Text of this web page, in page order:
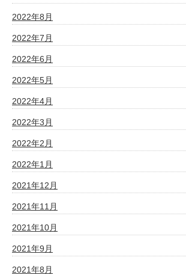
2022年8月
2022年7月
2022年6月
2022年5月
2022年4月
2022年3月
2022年2月
2022年1月
2021年12月
2021年11月
2021年10月
2021年9月
2021年8月